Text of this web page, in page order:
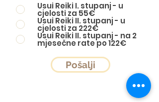
Usui Reiki I. stupanj - u
cjelosti za 55€
Usui Reiki II. stupanj - u
cjelosti za 222€
Usui Reiki II. stupanj - na 2
mjesečne rate po 122€
Pošalji